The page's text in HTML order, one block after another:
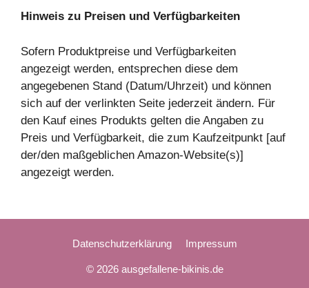
Hinweis zu Preisen und Verfügbarkeiten
Sofern Produktpreise und Verfügbarkeiten
angezeigt werden, entsprechen diese dem
angegebenen Stand (Datum/Uhrzeit) und können
sich auf der verlinkten Seite jederzeit ändern. Für
den Kauf eines Produkts gelten die Angaben zu
Preis und Verfügbarkeit, die zum Kaufzeitpunkt [auf
der/den maßgeblichen Amazon-Website(s)]
angezeigt werden.
Datenschutzerklärung Impressum
© 2026 ausgefallene-bikinis.de